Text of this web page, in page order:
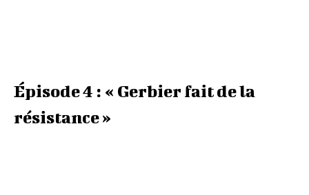
Épisode 4 : « Gerbier fait de la
résistance »